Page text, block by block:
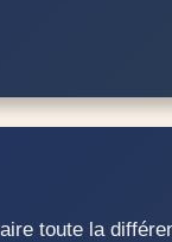
toute la